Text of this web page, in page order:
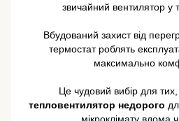
звичайний вентилятор у
Вбудований захист від
термостат роблять
максимально
Це чудовий вибір для
тепловентилятор недорого